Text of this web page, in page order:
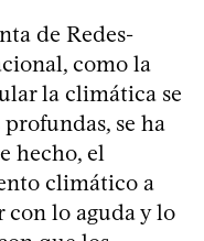
de Redes-
como la
la climática se
se ha
hecho, el
climático a
lo aguda y lo